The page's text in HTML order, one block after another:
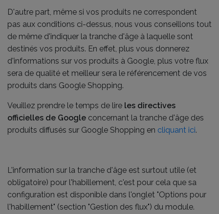
D'autre part, même si vos produits ne correspondent
pas aux conditions ci-dessus, nous vous conseillons tout
de même d'indiquer la tranche d'âge à laquelle sont
destinés vos produits. En effet, plus vous donnerez
d'informations sur vos produits à Google, plus votre flux
sera de qualité et meilleur sera le référencement de vos
produits dans Google Shopping.
Veuillez prendre le temps de lire les directives
officielles de Google concernant la tranche d'âge des
produits diffusés sur Google Shopping en cliquant ici.
L'information sur la tranche d'âge est surtout utile (et
obligatoire) pour l'habillement, c'est pour cela que sa
configuration est disponible dans l'onglet "Options pour
l'habillement" (section "Gestion des flux") du module.